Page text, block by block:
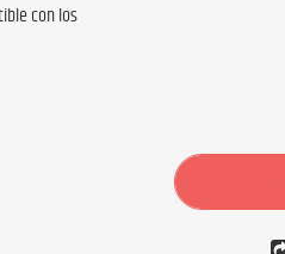
con los